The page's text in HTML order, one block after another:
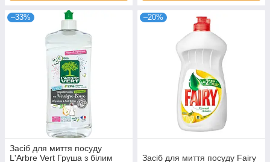
–33%
Засіб для миття посуду
L'Arbre Vert Груша з білим
–20%
Засіб для миття посуду Fairy